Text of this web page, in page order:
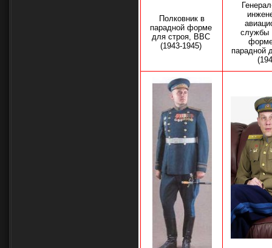
Полковник в
парадной форме
для строя, ВВС
(1943-1945)
парадной